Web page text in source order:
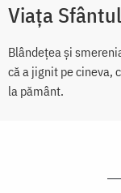
Viața
Blândețea și
că a jignit pe cineva,
la pământ.